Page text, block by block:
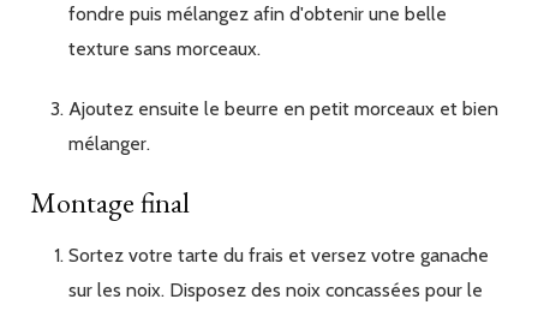
fondre puis mélangez afin d'obtenir une belle
texture sans morceaux.
Ajoutez ensuite le beurre en petit morceaux et bien
mélanger.
Montage final
Sortez votre tarte du frais et versez votre ganache
sur les noix. Disposez des noix concassées pour le